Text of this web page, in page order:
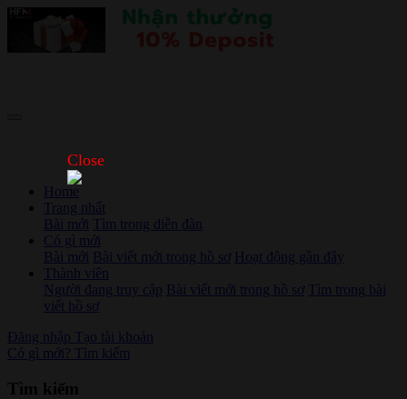
Home
Trang nhất
Bài mới
Tìm trong diễn đàn
Có gì mới
Bài mới Bài viết mới trong hồ sơ Hoạt động gần đây
Thành viên
Người đang truy cập Bài viết mới trong hồ sơ Tìm trong bài
viết hồ sơ
Đăng nhập Tạo tài khoản
Có gì mới? Tìm kiếm
Tìm kiếm
Close